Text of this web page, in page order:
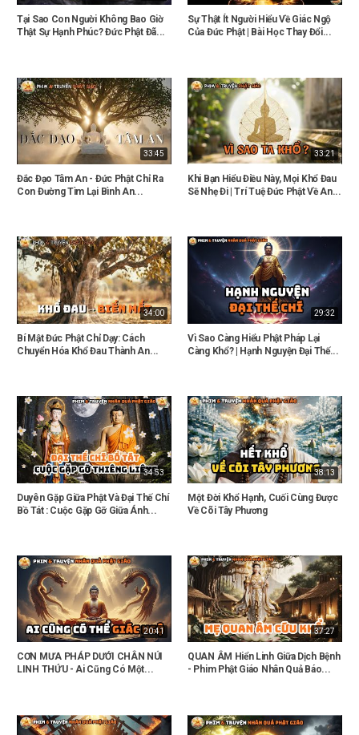
Tại Sao Con Người Không Bao Giờ
Thật Sự Hạnh Phúc? Đức Phật Đã...
Sự Thật Ít Người Hiểu Về Giác Ngộ
Của Đức Phật | Bài Học Thay Đổi...
33:45
Đắc Đạo Tâm An - Đức Phật Chỉ Ra
Con Đường Tìm Lại Bình An...
33:21
Khi Bạn Hiểu Điều Này, Mọi Khổ Đau
Sẽ Nhẹ Đi | Trí Tuệ Đức Phật Về An...
34:00
Bí Mật Đức Phật Chỉ Dạy: Cách
Chuyển Hóa Khổ Đau Thành An...
29:32
Vì Sao Càng Hiểu Phật Pháp Lại
Càng Khổ? | Hạnh Nguyện Đại Thế...
34:53
Duyên Gặp Giữa Phật Và Đại Thế Chí
Bồ Tát : Cuộc Gặp Gỡ Giữa Ánh...
38:13
Một Đời Khổ Hạnh, Cuối Cùng Được
Về Cõi Tây Phương
20:41
CƠN MƯA PHÁP DƯỚI CHÂN NÚI
LINH THỨU - Ai Cũng Có Một...
37:27
QUAN ÂM Hiển Linh Giữa Dịch Bệnh
- Phim Phật Giáo Nhân Quả Báo...